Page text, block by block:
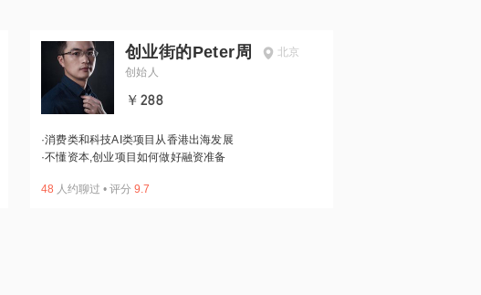
创业街的Peter周
北京
创始人
￥288
·消费类和科技AI类项目从香港出海发展
·不懂资本,创业项目如何做好融资准备
48 人约聊过 • 评分 9.7